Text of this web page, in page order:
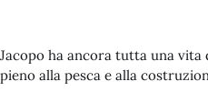
ha ancora tutta una vita
alla pesca e alla